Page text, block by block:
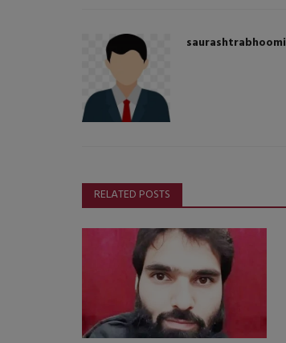
saurashtrabhoomi
RELATED POSTS